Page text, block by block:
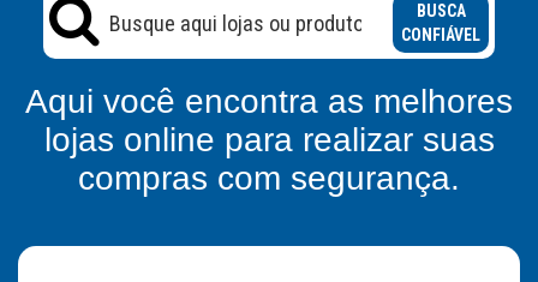
BUSCA
CONFIÁVEL
Aqui você encontra as melhores
lojas online para realizar suas
compras com segurança.